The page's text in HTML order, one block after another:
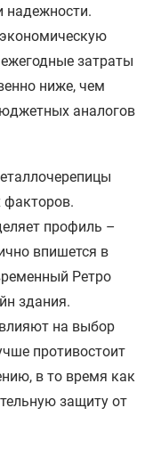
надежности.
затраты
ниже, чем
аналогов
факторов.
профиль –
впишется в
Ретро
здания.
на выбор
противостоит
в то время как
защиту от